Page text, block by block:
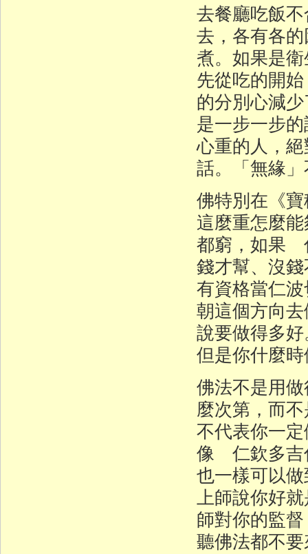
去餐廳吃飯
去，各有各
煮。如果是
先從吃的開
的分別心減
是一步一步
心重的人，
話。「無緣
佛特別在《
這麼重怎麼
都窮，如果
錢才幫、沒
有資格當仁
朝這個方向
說要做得多
但是你什麼
佛法不是用
麼次第，而
不代表你一
像 仁欽多吉
也一樣可以
上師說你好
師對你的監
聽佛法都不